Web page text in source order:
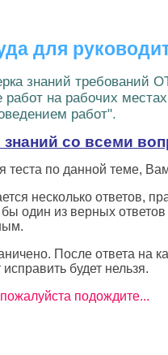
для
знаний требований
работ на рабочих
работ".
со всеми
по данной теме,
несколько ответов,
один из верных
После ответа на
будет нельзя.
пожалуйста подождите...